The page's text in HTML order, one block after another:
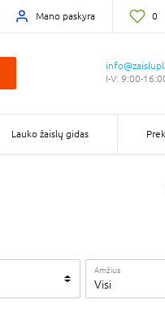
Mano paskyra 0
I-V: 9:00-
Lauko žaislų gidas
Amžius
Visi